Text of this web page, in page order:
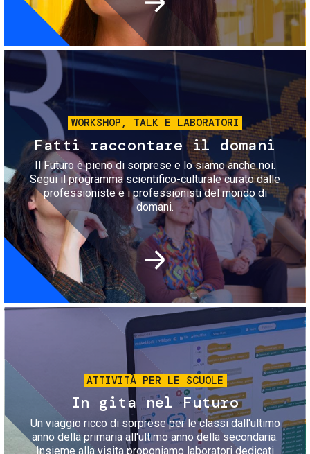
Immagine
WORKSHOP, TALK E LABORATORI
Fatti raccontare il domani
Il Futuro è pieno di sorprese e lo siamo anche noi.
Segui il programma scientifico-culturale curato dalle
professioniste e i professionisti del mondo di
domani.
Immagine
ATTIVITÀ PER LE SCUOLE
In gita nel Futuro
Un viaggio ricco di sorprese per le classi dall'ultimo
anno della primaria all'ultimo anno della secondaria.
Insieme alla visita proponiamo laboratori dedicati